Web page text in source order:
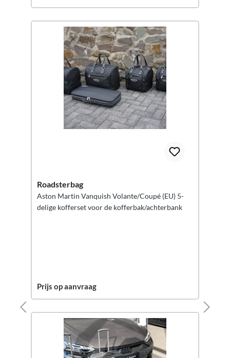
Roadsterbag
Aston Martin Vanquish Volante/Coupé (EU) 5-
delige kofferset voor de kofferbak/achterbank
Prijs op aanvraag